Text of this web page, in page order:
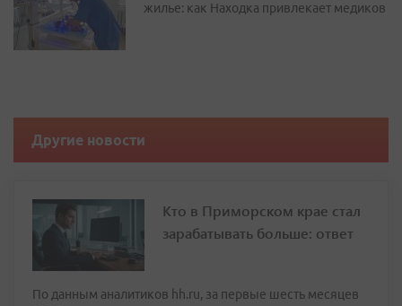
жилье: как Находка привлекает медиков
Другие новости
Кто в Приморском крае стал
зарабатывать больше: ответ
По данным аналитиков hh.ru, за первые шесть месяцев